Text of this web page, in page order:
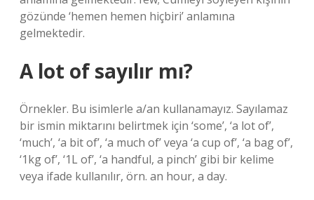
gözünde ‘hemen hemen hiçbiri’ anlamına
gelmektedir.
A lot of sayılır mı?
Örnekler. Bu isimlerle a/an kullanamayız. Sayılamaz
bir ismin miktarını belirtmek için ‘some’, ‘a lot of’,
‘much’, ‘a bit of’, ‘a much of’ veya ‘a cup of’, ‘a bag of’,
‘1kg of’, ‘1L of’, ‘a handful, a pinch’ gibi bir kelime
veya ifade kullanılır, örn. an hour, a day.